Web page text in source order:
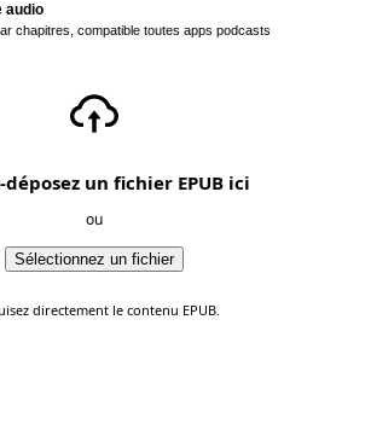
audio
chapitres, compatible toutes apps podcasts
déposez un fichier EPUB ici
ou
Sélectionnez un fichier
directement le contenu EPUB.